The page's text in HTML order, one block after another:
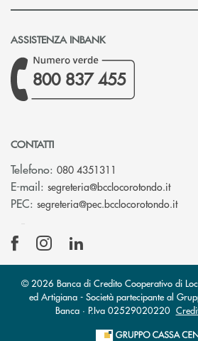
ASSISTENZA INBANK
800 837 455
CONTATTI
Telefono: 080 4351311
E-mail: segreteria@bcclocorotondo.it(si
PEC: segreteria@pec.bcclocorotondo.it(si
© 2026 Banca di Credito Cooperativo di
ed Artigiana - Società partecipante al
Banca · P.Iva 02529020220